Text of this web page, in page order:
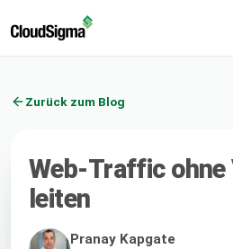
Zurück zum Blog
Web-Traffic ohne
leiten
Pranay Kapgate